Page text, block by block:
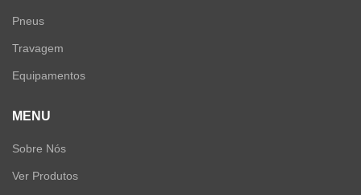
Pneus
Travagem
Equipamentos
MENU
Sobre Nós
Ver Produtos